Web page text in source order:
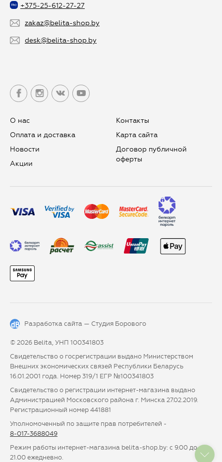
+375-25-612-27-27
zakaz@belita-shop.by
desk@belita-shop.by
О нас
Оплата и доставка
Новости
Aкции
Контакты
Карта сайта
Договор публичной
оферты
Разработка сайта — Студия Борового
© 2026 Belita, УНП 100341803
Свидетельство о госрегистрации выдано Министерством
Внешних экономических связей Республики Беларусь
16.01.2001 года. Номер 319/1 ЕГР №100341803
Свидетельство о регистрации интернет-магазина выдано
Администрацией Московского района г. Минска 27.02.2019.
Регистрационный номер 441881
Уполномоченный по защите прав потребителей -
8-017-3688049
Режим работы интернет-магазина belita-shop.by: с 9.00 до
21.00 ежедневно.